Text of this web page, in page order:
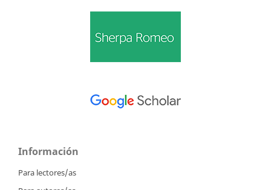
Información
Para lectores/as